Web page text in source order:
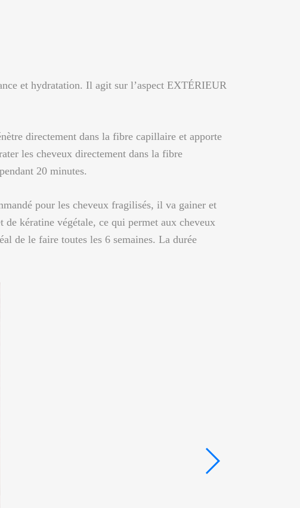
et hydratation. Il agit sur l’aspect EXTÉRIEUR
directement dans la fibre capillaire et apporte
les cheveux directement dans la fibre
20 minutes.
pour les cheveux fragilisés, il va gainer et
kératine végétale, ce qui permet aux cheveux
de le faire toutes les 6 semaines. La durée